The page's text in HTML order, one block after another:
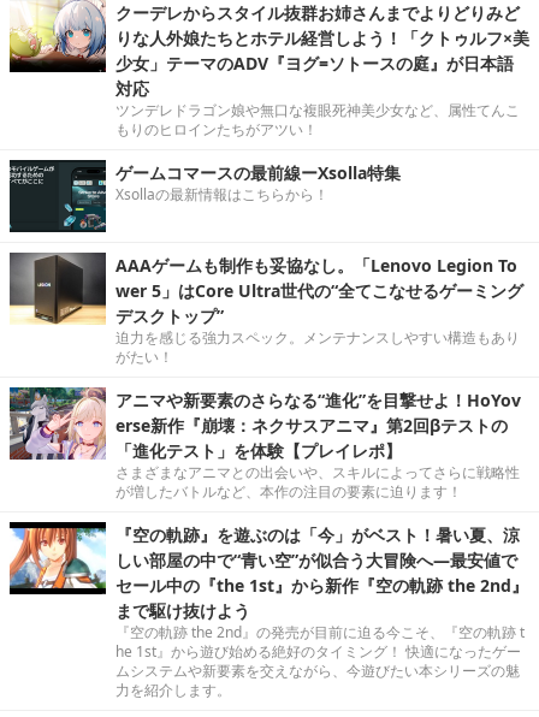
クーデレからスタイル抜群お姉さんまでよりどりみど
りな人外娘たちとホテル経営しよう！「クトゥルフ×美
少女」テーマのADV『ヨグ=ソトースの庭』が日本語
対応
ツンデレドラゴン娘や無口な複眼死神美少女など、属性てんこ
もりのヒロインたちがアツい！
ゲームコマースの最前線ーXsolla特集
Xsollaの最新情報はこちらから！
AAAゲームも制作も妥協なし。「Lenovo Legion To
wer 5」はCore Ultra世代の“全てこなせるゲーミング
デスクトップ”
迫力を感じる強力スペック。メンテナンスしやすい構造もあり
がたい！
アニマや新要素のさらなる“進化”を目撃せよ！HoYov
erse新作『崩壊：ネクサスアニマ』第2回βテストの
「進化テスト」を体験【プレイレポ】
さまざまなアニマとの出会いや、スキルによってさらに戦略性
が増したバトルなど、本作の注目の要素に迫ります！
『空の軌跡』を遊ぶのは「今」がベスト！暑い夏、涼
しい部屋の中で“青い空”が似合う大冒険へ―最安値で
セール中の『the 1st』から新作『空の軌跡 the 2nd』
まで駆け抜けよう
『空の軌跡 the 2nd』の発売が目前に迫る今こそ、『空の軌跡 t
he 1st』から遊び始める絶好のタイミング！ 快適になったゲー
ムシステムや新要素を交えながら、今遊びたい本シリーズの魅
力を紹介します。